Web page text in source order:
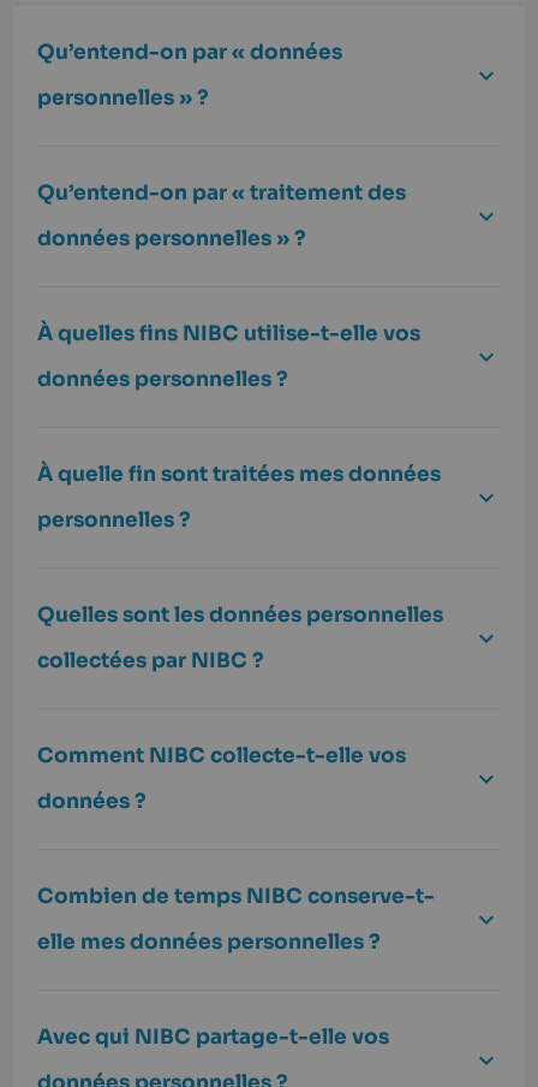
Qu’entend-on par « données
personnelles » ?
Qu’entend-on par « traitement des
données personnelles » ?
À quelles fins NIBC utilise-t-elle vos
données personnelles ?
À quelle fin sont traitées mes données
personnelles ?
Quelles sont les données personnelles
collectées par NIBC ?
Comment NIBC collecte-t-elle vos
données ?
Combien de temps NIBC conserve-t-
elle mes données personnelles ?
Avec qui NIBC partage-t-elle vos